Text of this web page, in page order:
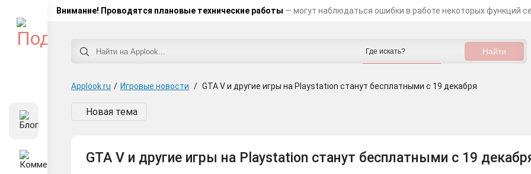
Внимание! Проводятся плановые технические работы — могут наблюдаться ошибки в работе некоторых функций
Applook.ru / Игровые новости / GTA V и другие игры на Playstation станут бесплатными с 19 декабря
Новая тема
GTA V и другие игры на Playstation станут бесплатными с 19